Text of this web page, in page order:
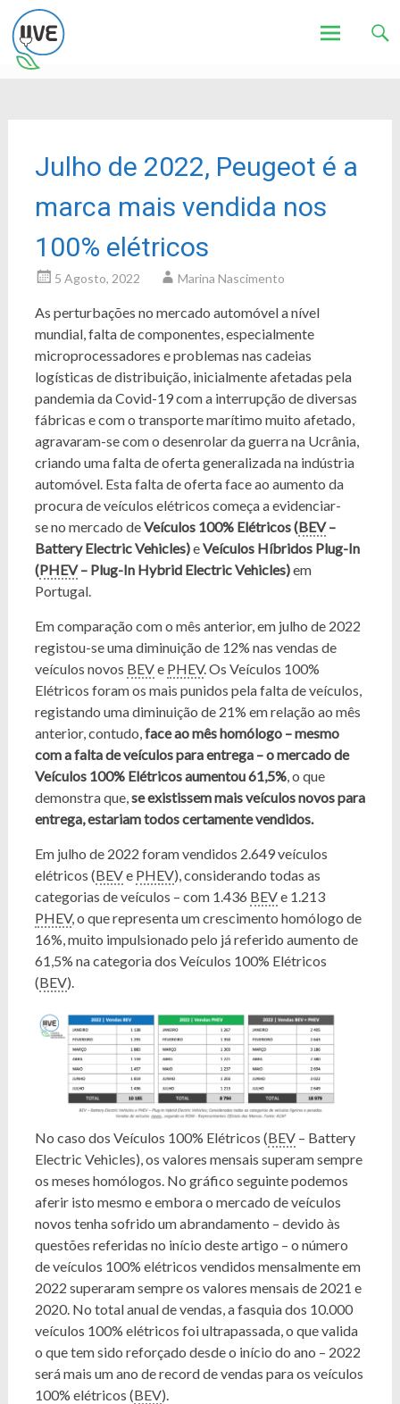
Julho de 2022, Peugeot é a
marca mais vendida nos
100% elétricos
5 Agosto, 2022 Marina Nascimento
As perturbações no mercado automóvel a nível
mundial, falta de componentes, especialmente
microprocessadores e problemas nas cadeias
logísticas de distribuição, inicialmente afetadas pela
pandemia da Covid-19 com a interrupção de diversas
fábricas e com o transporte marítimo muito afetado,
agravaram-se com o desenrolar da guerra na Ucrânia,
criando uma falta de oferta generalizada na indústria
automóvel. Esta falta de oferta face ao aumento da
procura de veículos elétricos começa a evidenciar-
se no mercado deVeículos 100% Elétricos (BEV–
Battery Electric Vehicles)eVeículos Híbridos Plug-In
(PHEV– Plug-In Hybrid Electric Vehicles)em
Portugal.
Em comparação com o mês anterior, em julho de 2022
registou-se uma diminuição de 12% nas vendas de
veículos novos BEVe PHEV. Os Veículos 100%
Elétricos foram os mais punidos pela falta de veículos,
registando uma diminuição de 21% em relação ao mês
anterior, contudo,face ao mês homólogo – mesmo
com a falta de veículos para entrega – o mercado de
Veículos 100% Elétricos aumentou 61,5%, o que
demonstra que,se existissem mais veículos novos para
entrega, estariam todos certamente vendidos.
Em julho de 2022 foram vendidos 2.649 veículos
elétricos (BEVe PHEV), considerando todas as
categorias de veículos – com 1.436 BEVe 1.213
PHEV, o que representa um crescimento homólogo de
16%, muito impulsionado pelo já referido aumento de
61,5% na categoria dos Veículos 100% Elétricos
(BEV).
No caso dos Veículos 100% Elétricos (BEV– Battery
Electric Vehicles), os valores mensais superam sempre
os meses homólogos. No gráfico seguinte podemos
aferir isto mesmo e embora o mercado de veículos
novos tenha sofrido um abrandamento – devido às
questões referidas no início deste artigo – o número
de veículos 100% elétricos vendidos mensalmente em
2022 superaram sempre os valores mensais de 2021 e
2020. No total anual de vendas, a fasquia dos 10.000
veículos 100% elétricos foi ultrapassada, o que valida
o que tem sido reforçado desde o início do ano – 2022
será mais um ano de record de vendas para os veículos
100% elétricos (BEV).